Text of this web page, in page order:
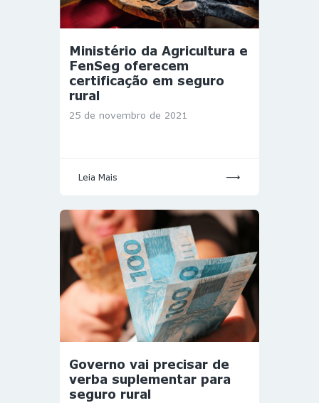
Ministério da Agricultura e
FenSeg oferecem
certificação em seguro
rural
25 de novembro de 2021
Leia Mais
Governo vai precisar de
verba suplementar para
seguro rural